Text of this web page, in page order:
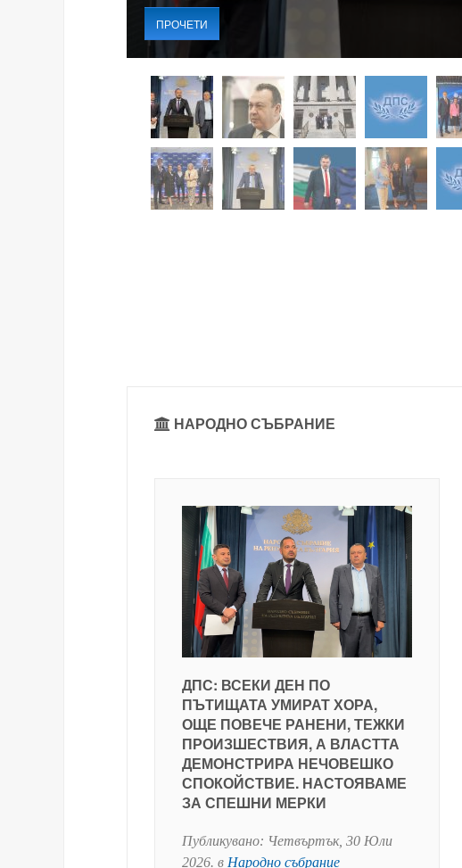
ПРОЧЕТИ
НАРОДНО СЪБРАНИЕ
ДПС: ВСЕКИ ДЕН ПО
ПЪТИЩАТА УМИРАТ ХОРА,
ОЩЕ ПОВЕЧЕ РАНЕНИ, ТЕЖКИ
ПРОИЗШЕСТВИЯ, А ВЛАСТТА
ДЕМОНСТРИРА НЕЧОВЕШКО
СПОКОЙСТВИЕ. НАСТОЯВАМЕ
ЗА СПЕШНИ МЕРКИ
Публикувано: Четвъртък, 30 Юли
2026. в Народно събрание